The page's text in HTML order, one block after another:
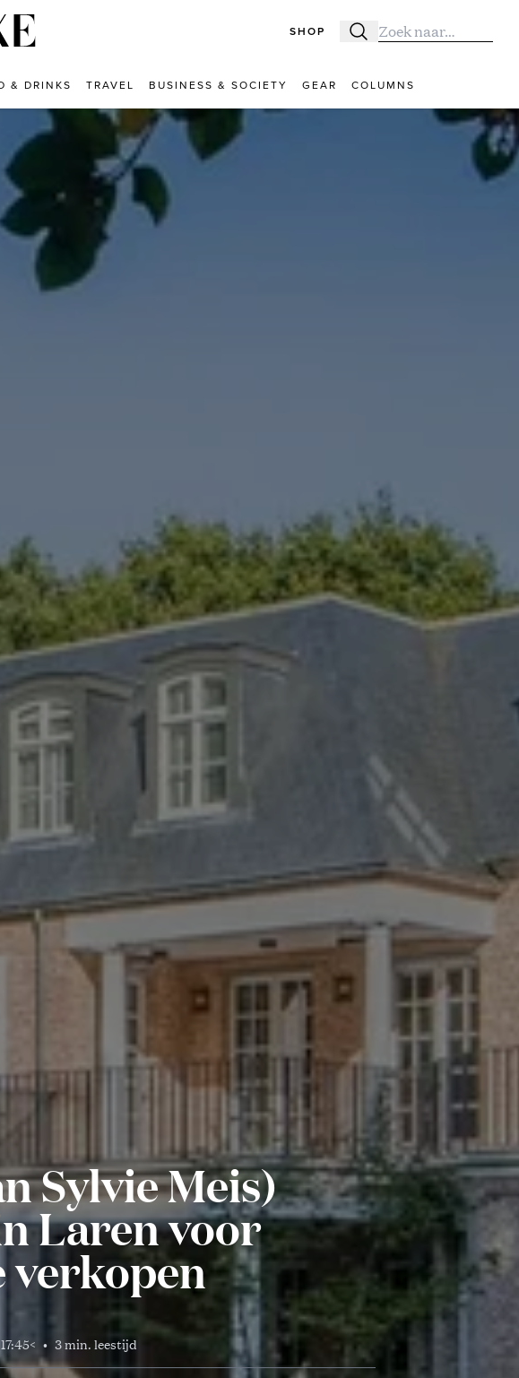
SHOP Zoeken
Zoek naar:
& DRINKS TRAVEL BUSINESS & SOCIETY GEAR COLUMNS
Sylvie Meis)
Laren voor
verkopen
< • 3 min. leestijd